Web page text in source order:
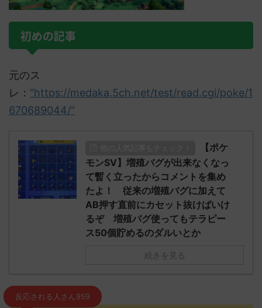
初めの記事
元のス
レ： "https://medaka.5ch.net/test/read.cgi/poke/1
670689044/"
【ポケ
モンSV】増殖バグが出来なくなっ
て暫く立ったからコメントを集め
たよ！ 従来の増殖バグに加えて
AB押す直前にカセット抜けばいけ
るぞ 増殖バグ使ってもテラピー
ス50個貯めるのダルいとか
続きを見る
反応される人さん959